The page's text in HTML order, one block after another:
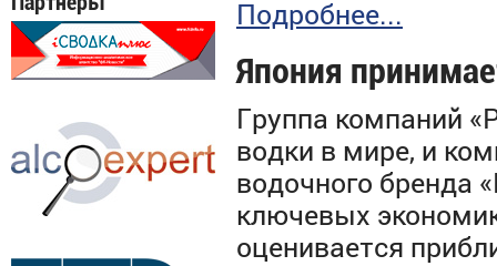
Подробнее...
Япония
Группа компаний
водки в мире, и
водочного бренда
ключевых
оценивается